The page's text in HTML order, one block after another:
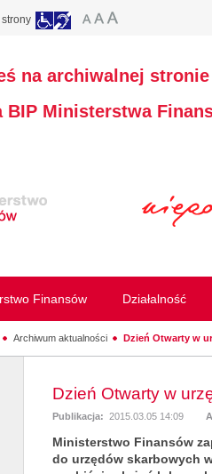
strony
na archiwalnej
BIP Ministerstwa
Finansów Działalność
Archiwum aktualności Dzień Otwarty w
Dzień Otwarty w
Publikacja: 2015.03.05 14:09
Ministerstwo Finansów
do urzędów skarbowych